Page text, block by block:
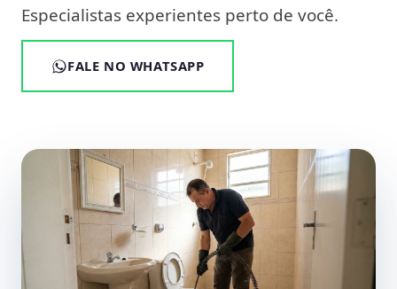
Especialistas experientes perto de você.
FALE NO WHATSAPP